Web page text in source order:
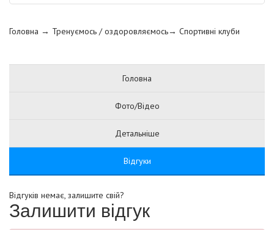
Головна → Тренуємось / оздоровляємось→ Спортивні клуби
Головна
Фото/Відео
Детальніше
Відгуки
Відгуків немає, залишите свій?
Залишити відгук